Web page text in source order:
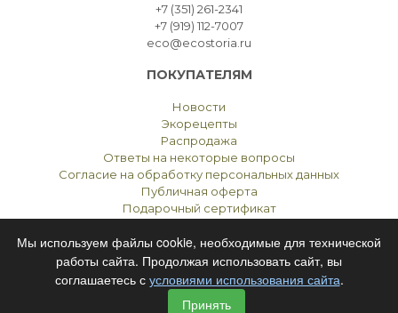
+7 (351) 261-2341
+7 (919) 112-7007
eco@ecostoria.ru
ПОКУПАТЕЛЯМ
Новости
Экорецепты
Распродажа
Ответы на некоторые вопросы
Согласие на обработку персональных данных
Публичная оферта
Подарочный сертификат
ЭКОСТОРИЯЧЕЛЯБИНСК © 2021
Мы используем файлы cookie, необходимые для технической
работы сайта. Продолжая использовать сайт, вы
соглашаетесь с условиями использования сайта.
Принять